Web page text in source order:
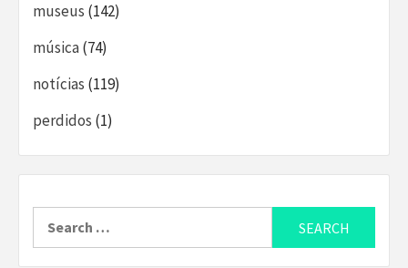
museus (142)
música(74)
notícias (119)
perdidos (1)